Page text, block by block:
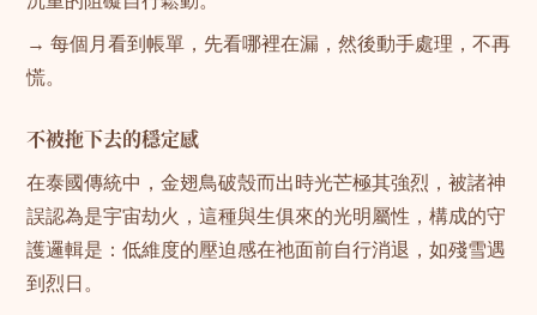
→ 每個月看到帳單，先看哪裡在漏，然後動手處理，不再
慌。
不被拖下去的穩定感
在泰國傳統中，金翅鳥破殼而出時光芒極其強烈，被諸神
誤認為是宇宙劫火，這種與生俱來的光明屬性，構成的守
護邏輯是：低維度的壓迫感在祂面前自行消退，如殘雪遇
到烈日。